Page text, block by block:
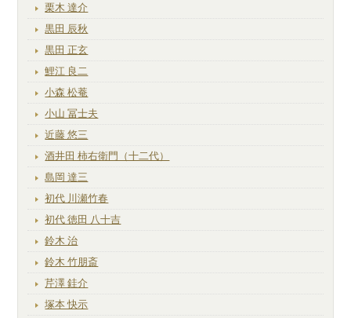
栗木 達介
黒田 辰秋
黒田 正玄
鯉江 良二
小森 松菴
小山 冨士夫
近藤 悠三
酒井田 柿右衛門（十二代）
島岡 達三
初代 川瀬竹春
初代 徳田 八十吉
鈴木 治
鈴木 竹朋斎
芹澤 銈介
塚本 快示